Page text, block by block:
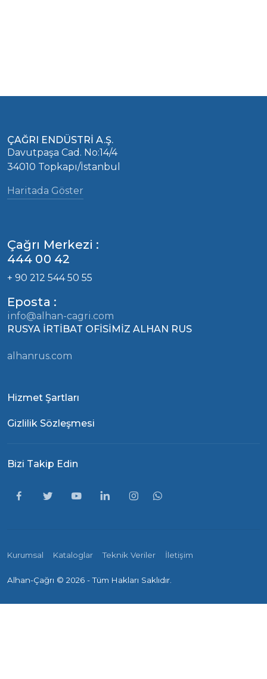
ÇAĞRI ENDÜSTRİ A.Ş.
Davutpaşa Cad. No:14/4
34010 Topkapı/İstanbul
Haritada Göster
Çağrı Merkezi :
444 00 42
+ 90 212 544 50 55
Eposta :
info@alhan-cagri.com
RUSYA İRTİBAT OFİSİMİZ ALHAN RUS
alhanrus.com
Hizmet Şartları
Gizlilik Sözleşmesi
Bizi Takip Edin
Kurumsal Kataloglar Teknik Veriler İletişim
Alhan-Çağrı © 2026 - Tüm Hakları Saklıdır.